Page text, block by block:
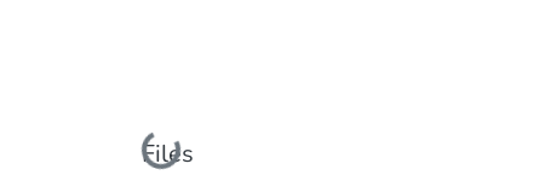
Loading...
Files